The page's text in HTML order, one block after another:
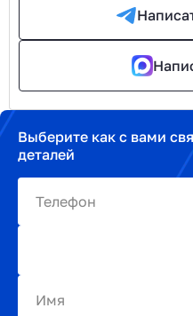
Выберите как с вами
деталей
Телефон
Имя